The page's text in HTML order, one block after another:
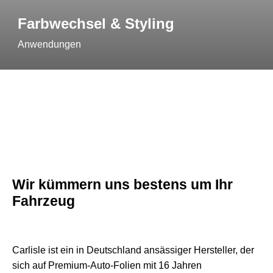
Farbwechsel & Styling
Anwendungen
Wir kümmern uns bestens um Ihr
Fahrzeug
Carlisle ist ein in Deutschland ansässiger Hersteller, der
sich auf Premium-Auto-Folien mit 16 Jahren